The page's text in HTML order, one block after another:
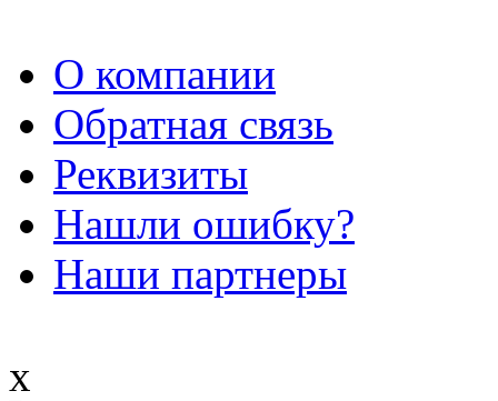
О компании
Обратная связь
Реквизиты
Нашли ошибку?
Наши партнеры
x